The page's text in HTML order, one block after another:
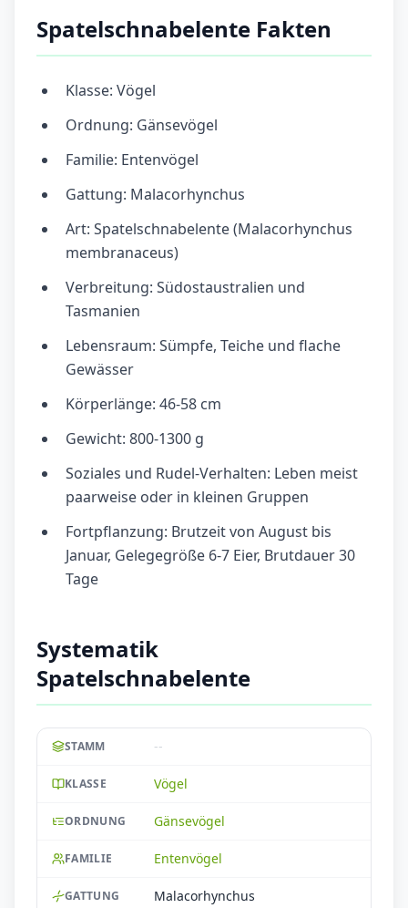
Spatelschnabelente Fakten
Klasse: Vögel
Ordnung: Gänsevögel
Familie: Entenvögel
Gattung: Malacorhynchus
Art: Spatelschnabelente (Malacorhynchus
membranaceus)
Verbreitung: Südostaustralien und
Tasmanien
Lebensraum: Sümpfe, Teiche und flache
Gewässer
Körperlänge: 46-58 cm
Gewicht: 800-1300 g
Soziales und Rudel-Verhalten: Leben meist
paarweise oder in kleinen Gruppen
Fortpflanzung: Brutzeit von August bis
Januar, Gelegegröße 6-7 Eier, Brutdauer 30
Tage
Systematik
Spatelschnabelente
STAMM --
KLASSE Vögel
ORDNUNG Gänsevögel
FAMILIE Entenvögel
GATTUNG Malacorhynchus